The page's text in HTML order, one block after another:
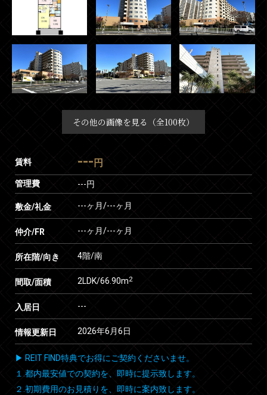
その他の画像を見る（全100枚）
賃料 --- 円
管理費 ---円
敷金/礼金 ---ヶ月/---ヶ月
仲介/FR ---ヶ月/---ヶ月
所在階/向き 4階/南
間取/面積 2LDK/66.90m2
入居日 ---
情報更新日 2026年6月6日
▶ REIT FIND特典でお得にご契約くださいませ。
１.都内最安値での契約を、即時に提示致します。
２.初期費用のお見積りを、即時に案内致します。